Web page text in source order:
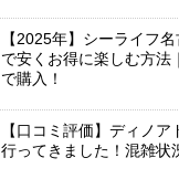
【2025年】シーライフ
で安くお得に楽しむ方法
で購入！
【口コミ評価】ディノ
行ってきました！混雑状